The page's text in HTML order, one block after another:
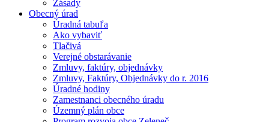
Zásady
Obecný úrad
Úradná tabuľa
Ako vybaviť
Tlačivá
Verejné obstarávanie
Zmluvy, faktúry, objednávky
Zmluvy, Faktúry, Objednávky do r. 2016
Úradné hodiny
Zamestnanci obecného úradu
Územný plán obce